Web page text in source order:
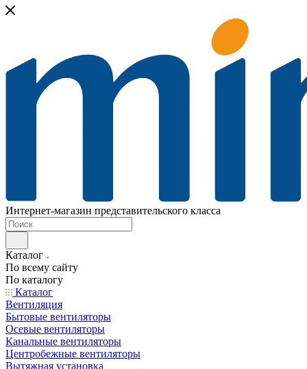
Интернет-магазин представительского класса
Каталог
По всему сайту
По каталогу
Каталог
Вентиляция
Бытовые вентиляторы
Осевые вентиляторы
Канальные вентиляторы
Центробежные вентиляторы
Вытяжная установка